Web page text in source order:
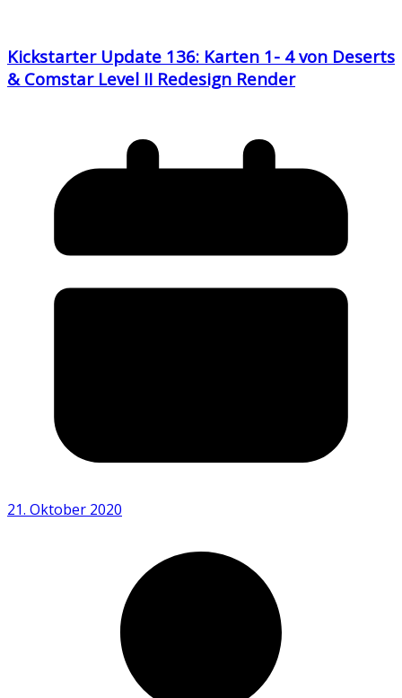
Kickstarter Update 136: Karten 1- 4 von Deserts
& Comstar Level II Redesign Render
21. Oktober 2020